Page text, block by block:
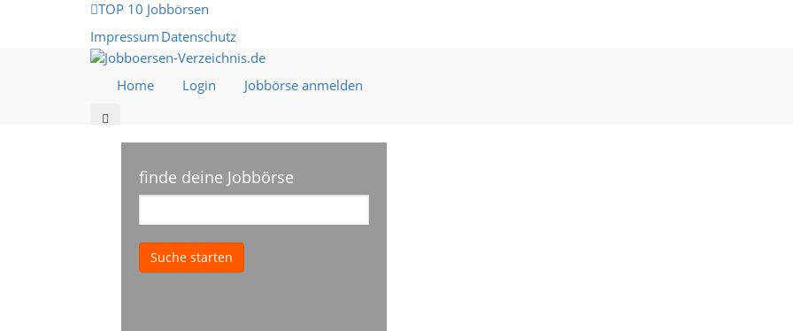
TOP 10 Jobbörsen
Impressum Datenschutz
Home Login Jobbörse anmelden
finde deine Jobbörse
Suche starten